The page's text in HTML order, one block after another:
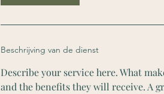
Beschrijving van de dienst
Describe your service here. What
and the benefits they will receive. A